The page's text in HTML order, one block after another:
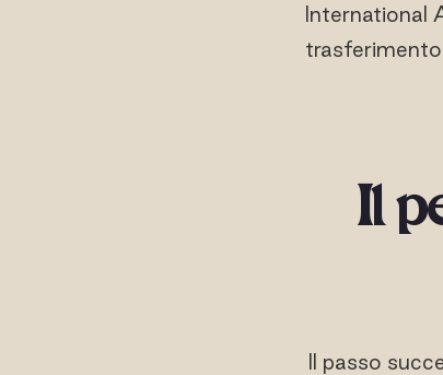
International
trasferimento
Il
Il passo